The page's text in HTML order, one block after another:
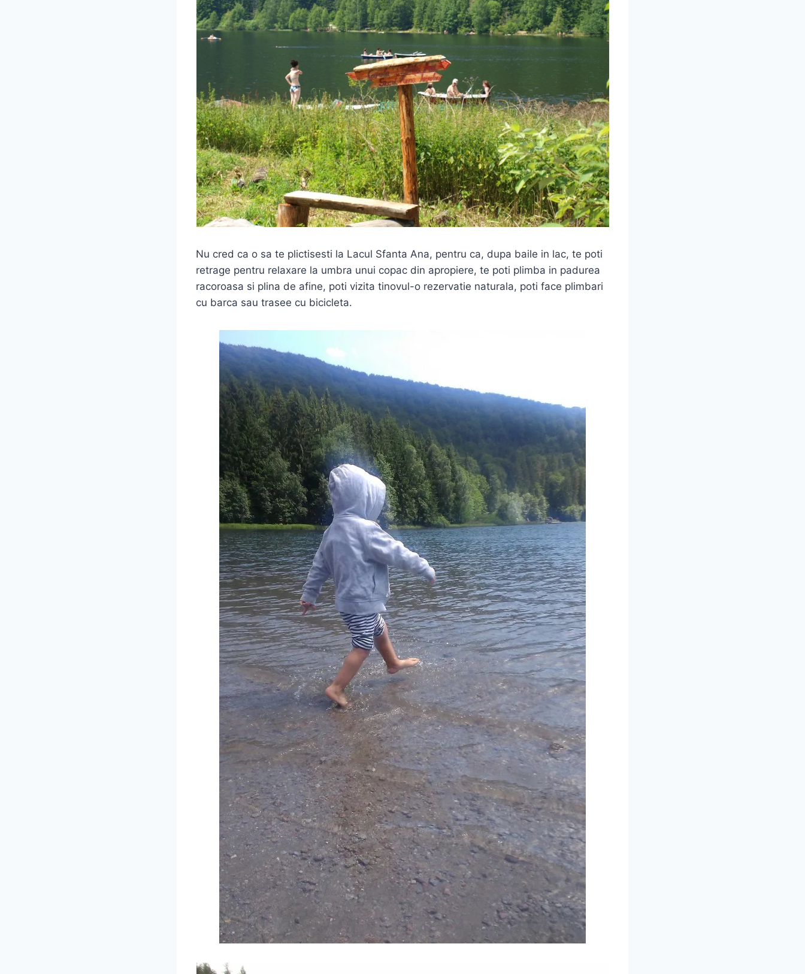
Nu cred ca o sa te plictisesti la Lacul Sfanta Ana, pentru ca, dupa baile in lac, te poti
retrage pentru relaxare la umbra unui copac din apropiere, te poti plimba in padurea
racoroasa si plina de afine, poti vizita tinovul-o rezervatie naturala, poti face plimbari
cu barca sau trasee cu bicicleta.